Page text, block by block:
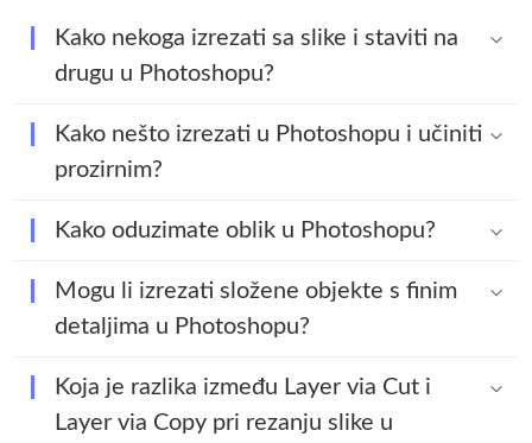
Kako nekoga izrezati sa slike i staviti na
drugu u Photoshopu?
Kako nešto izrezati u Photoshopu i učiniti
prozirnim?
Kako oduzimate oblik u Photoshopu?
Mogu li izrezati složene objekte s finim
detaljima u Photoshopu?
Koja je razlika između Layer via Cut i
Layer via Copy pri rezanju slike u